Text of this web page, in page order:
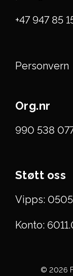
+47 947 85
Personvern
Org.nr
990 538
Støtt oss
Vipps:
Konto:
© 2026